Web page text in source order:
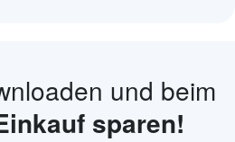
und beim
sparen!